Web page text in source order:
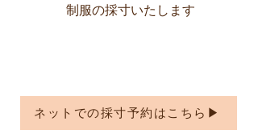
制服の採寸いたします
ネットでの採寸予約はこちら▶